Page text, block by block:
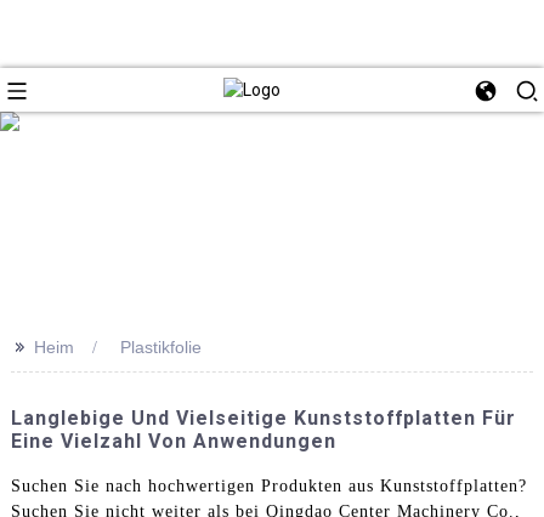
>> Heim Plastikfolie
Langlebige Und Vielseitige Kunststoffplatten Für
Eine Vielzahl Von Anwendungen
Suchen Sie nach hochwertigen Produkten aus Kunststoffplatten?
Suchen Sie nicht weiter als bei Qingdao Center Machinery Co.,